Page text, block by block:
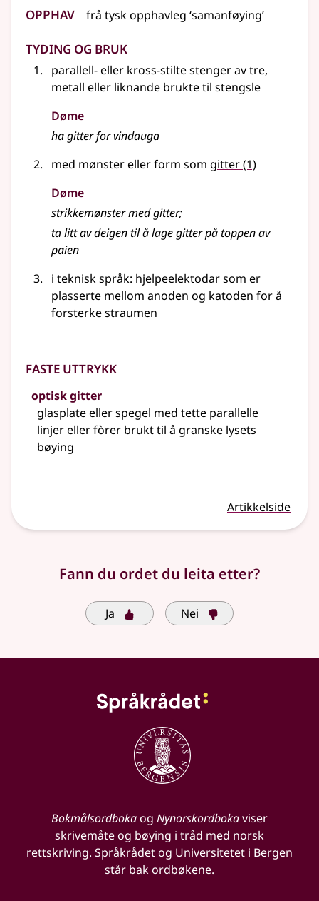
Opphav frå tyskopphavleg ‘samanføying’
Tyding og bruk
parallell-eller kross-stilte stenger av tre,
metall eller liknande brukte til stengsle
Døme
ha gitter for vindauga
med mønster eller form som gitter(1)
Døme
strikkemønster med gitter;
ta litt av deigen til å lage gitter på toppen av
paien
i teknisk språk: hjelpeelektodar som er
plasserte mellom anoden og katoden for å
forsterke straumen
Faste uttrykk
optisk gitter
glasplate eller spegel med tette parallelle
linjer eller fòrer brukt til å granske lysets
bøying
Artikkelside
Fann du ordet du leita etter?
Ja Nei
Bokmålsordbokaog Nynorskordbokaviser
skrivemåte og bøying i tråd med norsk
rettskriving. Språkrådet og Universitetet i Bergen
står bak ordbøkene.